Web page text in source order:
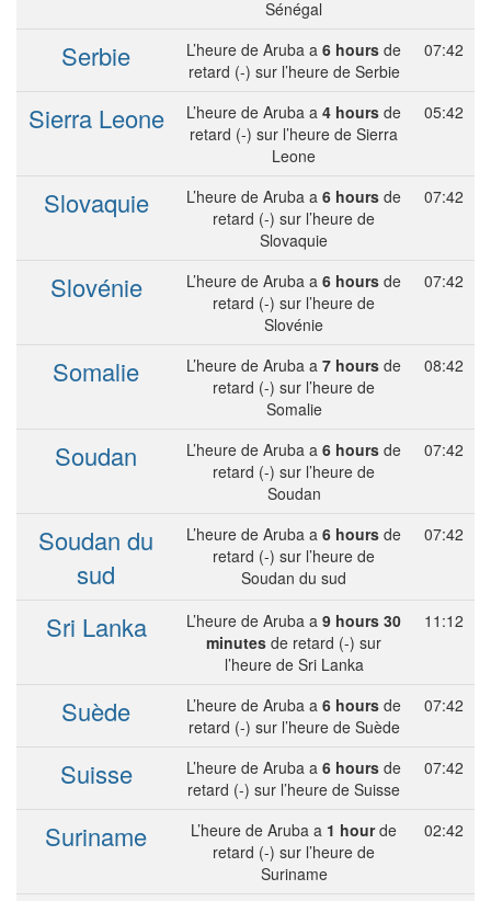
Sénégal
Serbie L’heure de Aruba a 6 hours de
retard (-) sur l’heure de Serbie
07:42
Sierra Leone L’heure de Aruba a 4 hours de
retard (-) sur l’heure de Sierra
Leone
05:42
Slovaquie L’heure de Aruba a 6 hours de
retard (-) sur l’heure de
Slovaquie
07:42
Slovénie L’heure de Aruba a 6 hours de
retard (-) sur l’heure de
Slovénie
07:42
Somalie L’heure de Aruba a 7 hours de
retard (-) sur l’heure de
Somalie
08:42
Soudan L’heure de Aruba a 6 hours de
retard (-) sur l’heure de
Soudan
07:42
Soudan du
sud
L’heure de Aruba a 6 hours de
retard (-) sur l’heure de
Soudan du sud
07:42
Sri Lanka L’heure de Aruba a 9 hours 30
minutes de retard (-) sur
l’heure de Sri Lanka
11:12
Suède L’heure de Aruba a 6 hours de
retard (-) sur l’heure de Suède
07:42
Suisse L’heure de Aruba a 6 hours de
retard (-) sur l’heure de Suisse
07:42
Suriname L’heure de Aruba a 1 hourde
retard (-) sur l’heure de
Suriname
02:42